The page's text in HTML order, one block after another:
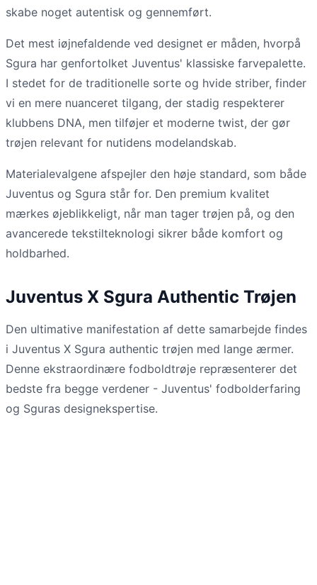
skabe noget autentisk og gennemført.
Det mest iøjnefaldende ved designet er måden, hvorpå
Sgura har genfortolket Juventus' klassiske farvepalette.
I stedet for de traditionelle sorte og hvide striber, finder
vi en mere nuanceret tilgang, der stadig respekterer
klubbens DNA, men tilføjer et moderne twist, der gør
trøjen relevant for nutidens modelandskab.
Materialevalgene afspejler den høje standard, som både
Juventus og Sgura står for. Den premium kvalitet
mærkes øjeblikkeligt, når man tager trøjen på, og den
avancerede tekstilteknologi sikrer både komfort og
holdbarhed.
Juventus X Sgura Authentic Trøjen
Den ultimative manifestation af dette samarbejde findes
i Juventus X Sgura authentic trøjen med lange ærmer.
Denne ekstraordinære fodboldtrøje repræsenterer det
bedste fra begge verdener - Juventus' fodbolderfaring
og Sguras designekspertise.